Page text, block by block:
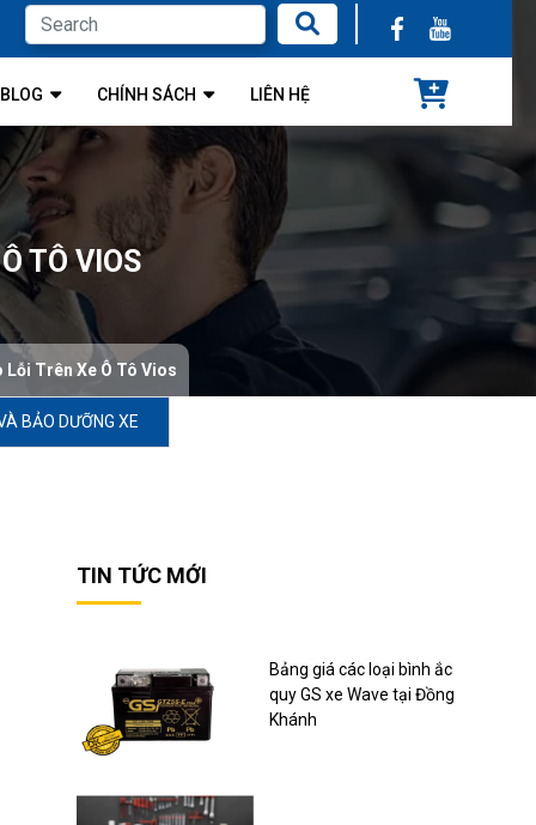
BLOG CHÍNH SÁCH LIÊN HỆ
TÔ VIOS
Lỗi Trên Xe Ô Tô Vios
BẢO DƯỠNG XE
TIN TỨC MỚI
Bảng giá các loại bình ắc
quy GS xe Wave tại Đồng
Khánh